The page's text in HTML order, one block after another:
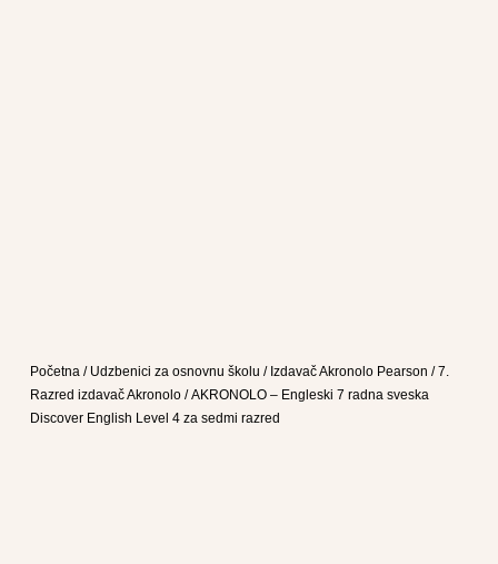
Početna/ Udzbenici za osnovnu školu / Izdavač Akronolo Pearson /7.
Razred izdavač Akronolo/ AKRONOLO – Engleski 7 radna sveska
Discover English Level 4 za sedmi razred